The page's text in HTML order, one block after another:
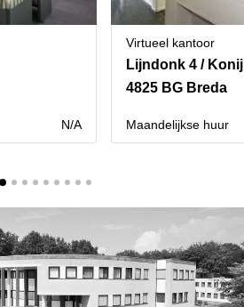
N/A
Virtueel kantoor
Lijndonk 4 /
4825 BG Breda
Maandelijkse huur